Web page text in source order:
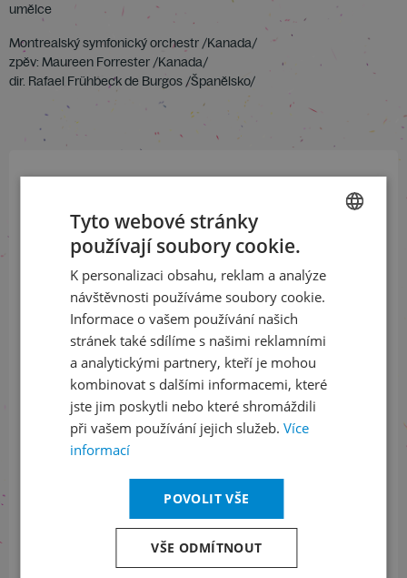
umělce
Montrealský symfonický orchestr /Kanada/
zpěv: Maureen Forrester /Kanada/
dir. Rafael Frühbeck de Burgos /Španělsko/
a buďte jako první v obraze
ODEBÍRAT NEWSLETTER
Sledujte nás na sociálních sítích
LinkedInflickr
Informace o stavu objednávek
+420 461 049 232
ENGLISH
Tyto webové stránky
používají soubory cookie.
K personalizaci obsahu, reklam a analýze
návštěvnosti používáme soubory cookie.
Informace o vašem používání našich
stránek také sdílíme s našimi reklamními
a analytickými partnery, kteří je mohou
kombinovat s dalšími informacemi, které
jste jim poskytli nebo které shromáždili
při vašem používání jejich služeb. Více
informací
POVOLIT VŠE
VŠE ODMÍTNOUT